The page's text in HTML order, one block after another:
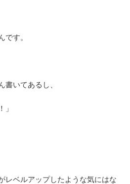
です。
書いてあるし、
」
レベルアップしたような気にはな